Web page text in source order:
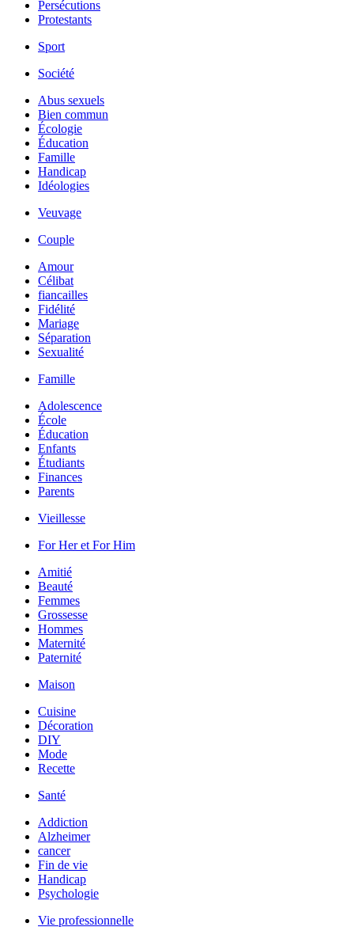
Persécutions
Protestants
Sport
Société
Abus sexuels
Bien commun
Écologie
Éducation
Famille
Handicap
Idéologies
Veuvage
Couple
Amour
Célibat
fiancailles
Fidélité
Mariage
Séparation
Sexualité
Famille
Adolescence
École
Éducation
Enfants
Étudiants
Finances
Parents
Vieillesse
For Her et For Him
Amitié
Beauté
Femmes
Grossesse
Hommes
Maternité
Paternité
Maison
Cuisine
Décoration
DIY
Mode
Recette
Santé
Addiction
Alzheimer
cancer
Fin de vie
Handicap
Psychologie
Vie professionnelle